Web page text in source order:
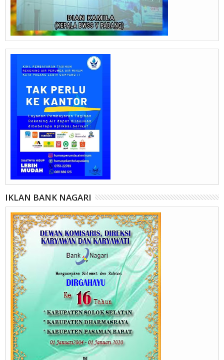
IKLAN BANK NAGARI